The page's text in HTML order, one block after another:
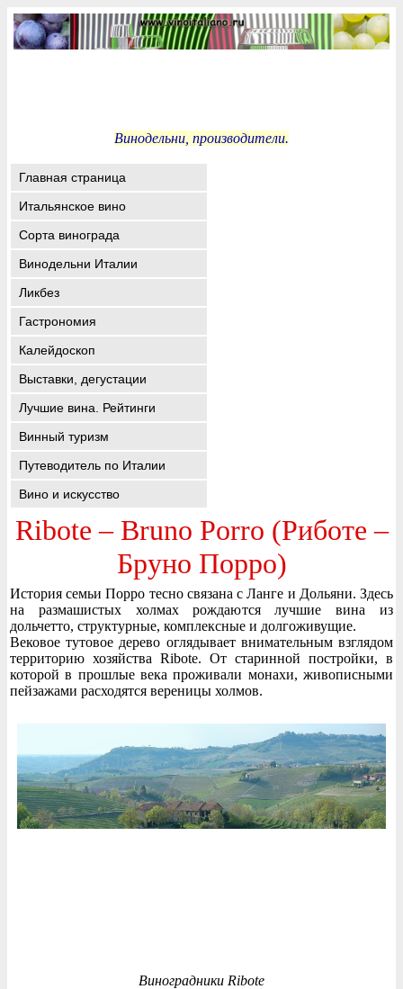
Винодельни, производители.
Главная страница
Итальянское вино
Сорта винограда
Винодельни Италии
Ликбез
Гастрономия
Калейдоскоп
Выставки, дегустации
Лучшие вина. Рейтинги
Винный туризм
Путеводитель по Италии
Вино и искусство
Ribote – Bruno Porro (Риботе –
Бруно Порро)
История семьи Порро тесно связана с Ланге и Дольяни. Здесь
на размашистых холмах рождаются лучшие вина из
дольчетто, структурные, комплексные и долгоживущие.
Вековое тутовое дерево оглядывает внимательным взглядом
территорию хозяйства Ribote. От старинной постройки, в
которой в прошлые века проживали монахи, живописными
пейзажами расходятся вереницы холмов.
Виноградники Ribote